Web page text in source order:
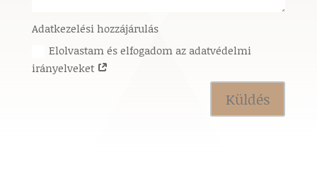
Adatkezelési hozzájárulás
Elolvastam és elfogadom az adatvédelmi
irányelveket
Küldés